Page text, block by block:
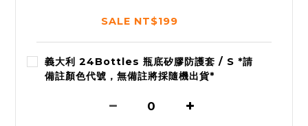
SALE NT$199
義大利 24Bottles 瓶底矽膠防護套 / S *請
備註顏色代號，無備註將採隨機出貨*